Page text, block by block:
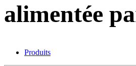
nous
S'enregistrer
Se
Entreprise
alimentée
Produits